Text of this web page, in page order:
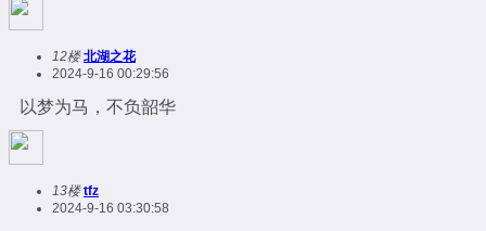
12楼 北湖之花
2024-9-16 00:29:56
以梦为马，不负韶华
13楼 tfz
2024-9-16 03:30:58